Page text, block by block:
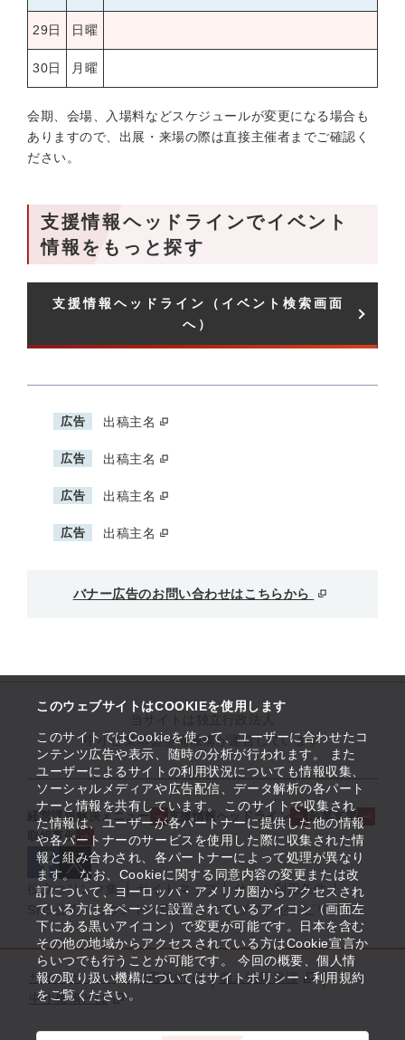
このウェブサイトはCOOKIEを使用します
このサイトではCookieを使って、ユーザーに合わせたコ
ンテンツ広告や表示、随時の分析が行われます。 また
ユーザーによるサイトの利用状況についても情報収集、
ソーシャルメディアや広告配信、データ解析の各パート
ナーと情報を共有しています。 このサイトで収集され
た情報は、ユーザーが各パートナーに提供した他の情報
や各パートナーのサービスを使用した際に収集された情
報と組み合わされ、各パートナーによって処理が異なり
ます。 なお、Cookieに関する同意内容の変更または改
訂について、ヨーロッパ・アメリカ圏からアクセスされ
ている方は各ページに設置されているアイコン（画面左
下にある黒いアイコン）で変更が可能です。日本を含む
その他の地域からアクセスされている方はCookie宣言か
らいつでも行うことが可能です。 今回の概要、個人情
報の取り扱い機構についてはサイトポリシー・利用規約
をご覧ください。
29日 日曜
30日 月曜
会期、会場、入場料などスケジュールが変更になる場合も
ありますので、出展・来場の際は直接主催者までご確認く
ださい。
支援情報ヘッドラインでイベント
情報をもっと探す
支援情報ヘッドライン（イベント検索画面
へ）
広告 出稿主名
広告 出稿主名
広告 出稿主名
広告 出稿主名
バナー広告のお問い合わせはこちらから
中小企業基盤整備機構が運営しています
経営課題解決メニュー 支援情報ヘッドライン
起業支援
取組事例
役立つリンク集 サイトマップ
サイト利用条件
SNS公式アカウント一覧
ウェブアクセシビリティ
サイトポリシー・利用規約
個人情報保護
中小機構とは